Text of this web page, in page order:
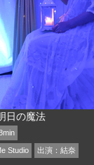
日の魔法
Studio 出演： 結奈